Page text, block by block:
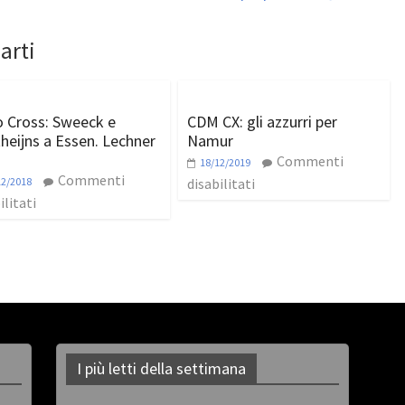
Cross: Sweeck e
a Essen. Lechner
2018
Commenti
CDM CX: gli azzurri per
Namur
18/12/2019
Commenti
disabilitati
I più letti della settimana